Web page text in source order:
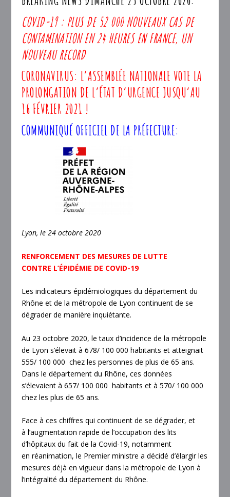
COVID-19 : PLUS DE 52 000 NOUVEAUX CAS DE
CONTAMINATION EN 24 HEURES EN FRANCE, UN
NOUVEAU RECORD
CORONAVIRUS: L’ASSEMBLÉE NATIONALE VOTE LA
PROLONGATION DE L’ÉTAT D’URGENCE JUSQU’AU
16 FÉVRIER 2021 !
COMMUNIQUÉ OFFICIEL DE LA PRÉFECTURE:
Lyon, le 24 octobre 2020
RENFORCEMENT DES MESURES DE LUTTE
CONTRE L’ÉPIDÉMIE DE COVID-19
Les indicateurs épidémiologiques du département du
Rhône et de la métropole de Lyon continuent de se
dégrader de manière inquiétante.
Au 23 octobre 2020, le taux d’incidence de la métropole
de Lyon s’élevait à 678/ 100 000 habitants et atteignait
555/ 100 000 chez les personnes de plus de 65 ans.
Dans le département du Rhône, ces données
s’élevaient à 657/ 100 000 habitants et à 570/ 100 000
chez les plus de 65 ans.
Face à ces chiffres qui continuent de se dégrader, et
à l’augmentation rapide de l’occupation des lits
d’hôpitaux du fait de la Covid-19, notamment
en réanimation, le Premier ministre a décidé d’élargir les
mesures déjà en vigueur dans la métropole de Lyon à
l’intégralité du département du Rhône.